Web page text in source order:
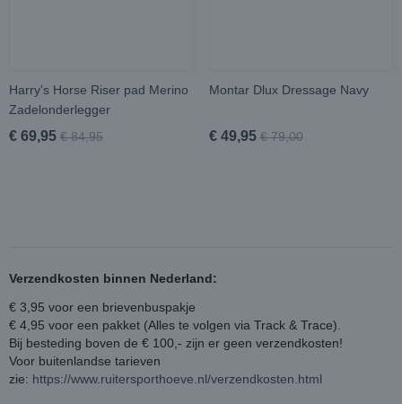
Harry's Horse Riser pad Merino
Zadelonderlegger
€ 69,95 € 84,95
Montar Dlux Dressage Navy
€ 49,95 € 79,00
Verzendkosten binnen Nederland:
€ 3,95 voor een brievenbuspakje
€ 4,95 voor een pakket (Alles te volgen via Track & Trace).
Bij besteding boven de € 100,- zijn er geen verzendkosten!
Voor buitenlandse tarieven
zie: https://www.ruitersporthoeve.nl/verzendkosten.html